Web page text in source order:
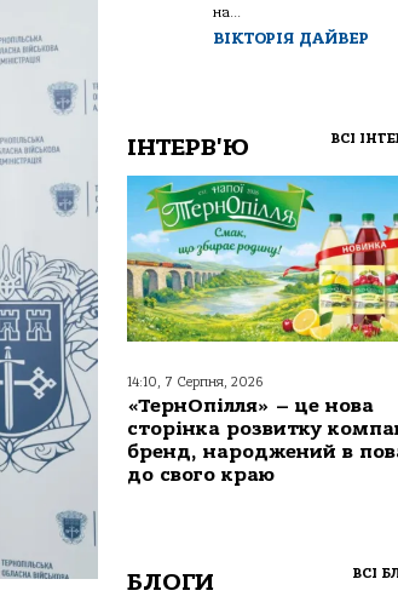
на...
ВІКТОРІЯ ДАЙВЕР
ІНТЕРВ'Ю ВСІ
14:10, 7 Серпня, 2026
«ТернОпілля» – це нова
сторінка розвитку
бренд, народжений в
до свого краю
БЛОГИ ВСІ